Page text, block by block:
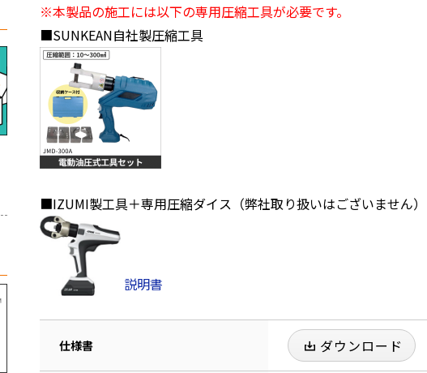
※本製品の施工には以下の専用圧縮工具が必要です。
■SUNKEAN自社製圧縮工具
■IZUMI製工具＋専用圧縮ダイス（弊社取り扱いはございません）
説明書
仕様書 ダウンロード